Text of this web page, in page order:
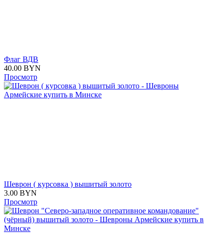
Флаг ВДВ
40.00 BYN
Просмотр
Шеврон ( курсовка ) вышитый золото
3.00 BYN
Просмотр